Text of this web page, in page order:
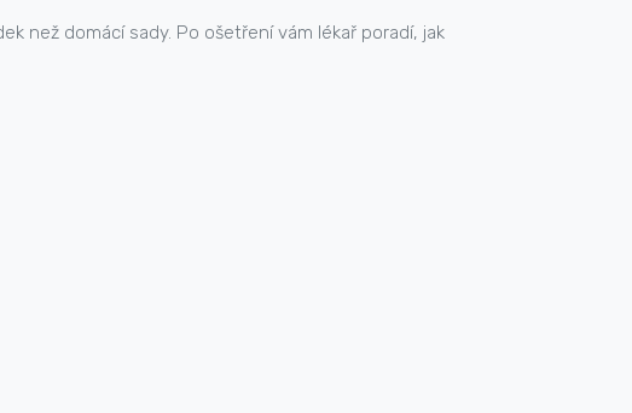
než domácí sady. Po ošetření vám lékař poradí, jak